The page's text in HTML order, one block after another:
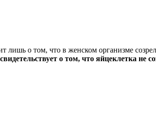
лишь о том, что в женском организме
о том, что яйцеклетка не